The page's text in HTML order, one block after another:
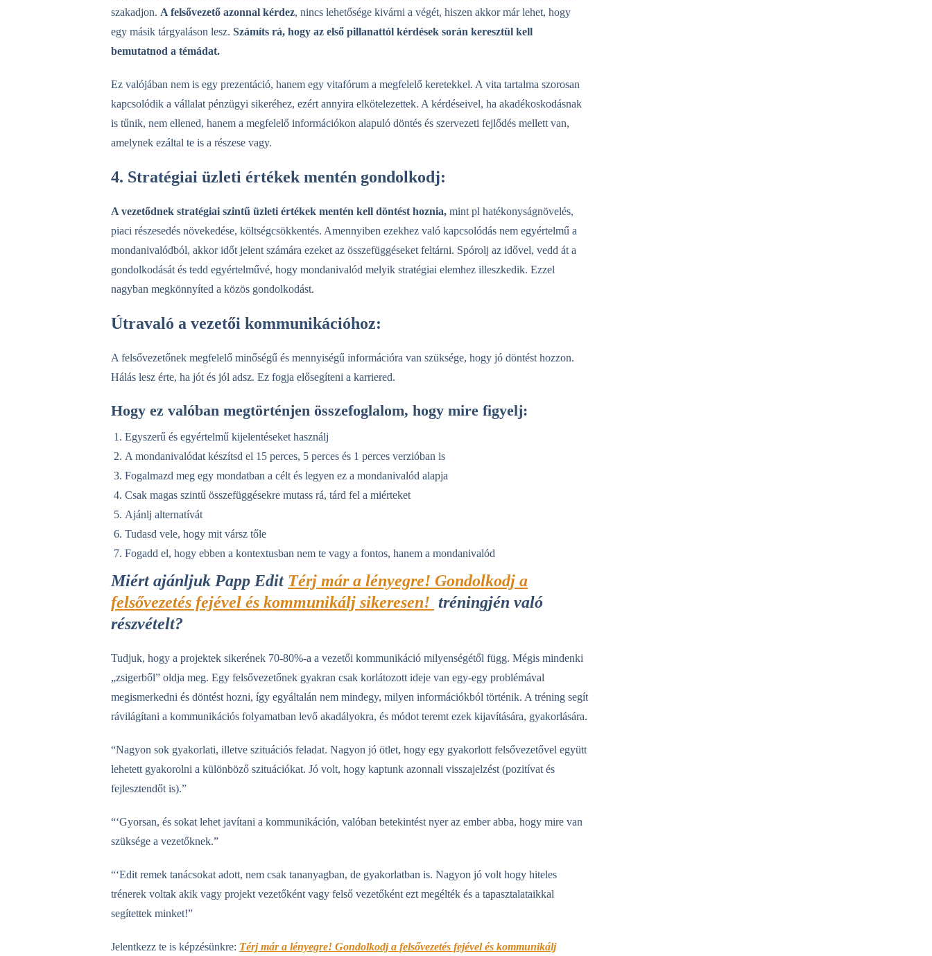
szakadjon. A felsővezető azonnal kérdez, nincs lehetősége kivárni a végét, hiszen akkor már lehet, hogy
egy másik tárgyaláson lesz. Számíts rá, hogy az első pillanattól kérdések során keresztül kell
bemutatnod a témádat.
Ez valójában nem is egy prezentáció, hanem egy vitafórum a megfelelő keretekkel. A vita tartalma szorosan
kapcsolódik a vállalat pénzügyi sikeréhez, ezért annyira elkötelezettek. A kérdéseivel, ha akadékoskodásnak
is tűnik, nem ellened, hanem a megfelelő információkon alapuló döntés és szervezeti fejlődés mellett van,
amelynek ezáltal te is a részese vagy.
4. Stratégiai üzleti értékek mentén gondolkodj:
A vezetődnek stratégiai szintű üzleti értékek mentén kell döntést hoznia, mint pl hatékonyságnövelés,
piaci részesedés növekedése, költségcsökkentés. Amennyiben ezekhez való kapcsolódás nem egyértelmű a
mondanivalódból, akkor időt jelent számára ezeket az összefüggéseket feltárni. Spórolj az idővel, vedd át a
gondolkodását és tedd egyértelművé, hogy mondanivalód melyik stratégiai elemhez illeszkedik. Ezzel
nagyban megkönnyíted a közös gondolkodást.
Útravaló a vezetői kommunikációhoz:
A felsővezetőnek megfelelő minőségű és mennyiségű információra van szüksége, hogy jó döntést hozzon.
Hálás lesz érte, ha jót és jól adsz. Ez fogja elősegíteni a karriered.
Hogy ez valóban megtörténjen összefoglalom, hogy mire figyelj:
Egyszerű és egyértelmű kijelentéseket használj
A mondanivalódat készítsd el 15 perces, 5 perces és 1 perces verzióban is
Fogalmazd meg egy mondatban a célt és legyen ez a mondanivalód alapja
Csak magas szintű összefüggésekre mutass rá, tárd fel a miérteket
Ajánlj alternatívát
Tudasd vele, hogy mit vársz tőle
Fogadd el, hogy ebben a kontextusban nem te vagy a fontos, hanem a mondanivalód
Miért ajánljuk Papp Edit Térj már a lényegre! Gondolkodj a
felsővezetés fejével és kommunikálj sikeresen! tréningjén való
részvételt?
Tudjuk, hogy a projektek sikerének 70-80%-a a vezetői kommunikáció milyenségétől függ. Mégis mindenki
„zsigerből” oldja meg. Egy felsővezetőnek gyakran csak korlátozott ideje van egy-egy problémával
megismerkedni és döntést hozni, így egyáltalán nem mindegy, milyen információkból történik. A tréning segít
rávilágítani a kommunikációs folyamatban levő akadályokra, és módot teremt ezek kijavítására, gyakorlására.
“Nagyon sok gyakorlati, illetve szituációs feladat. Nagyon jó ötlet, hogy egy gyakorlott felsővezetővel együtt
lehetett gyakorolni a különböző szituációkat. Jó volt, hogy kaptunk azonnali visszajelzést (pozitívat és
fejlesztendőt is).”
“‘Gyorsan, és sokat lehet javítani a kommunikáción, valóban betekintést nyer az ember abba, hogy mire van
szüksége a vezetőknek.”
“‘Edit remek tanácsokat adott, nem csak tananyagban, de gyakorlatban is. Nagyon jó volt hogy hiteles
trénerek voltak akik vagy projekt vezetőként vagy felső vezetőként ezt megélték és a tapasztalataikkal
segítettek minket!”
Jelentkezz te is képzésünkre: Térj már a lényegre! Gondolkodj a felsővezetés fejével és kommunikálj